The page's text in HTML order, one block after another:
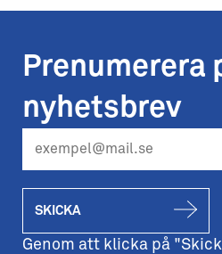
Prenumerera
nyhetsbrev
SKICKA
Genom att klicka på